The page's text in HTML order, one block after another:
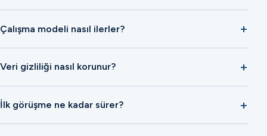
Çalışma modeli nasıl ilerler?
Veri gizliliği nasıl korunur?
İlk görüşme ne kadar sürer?